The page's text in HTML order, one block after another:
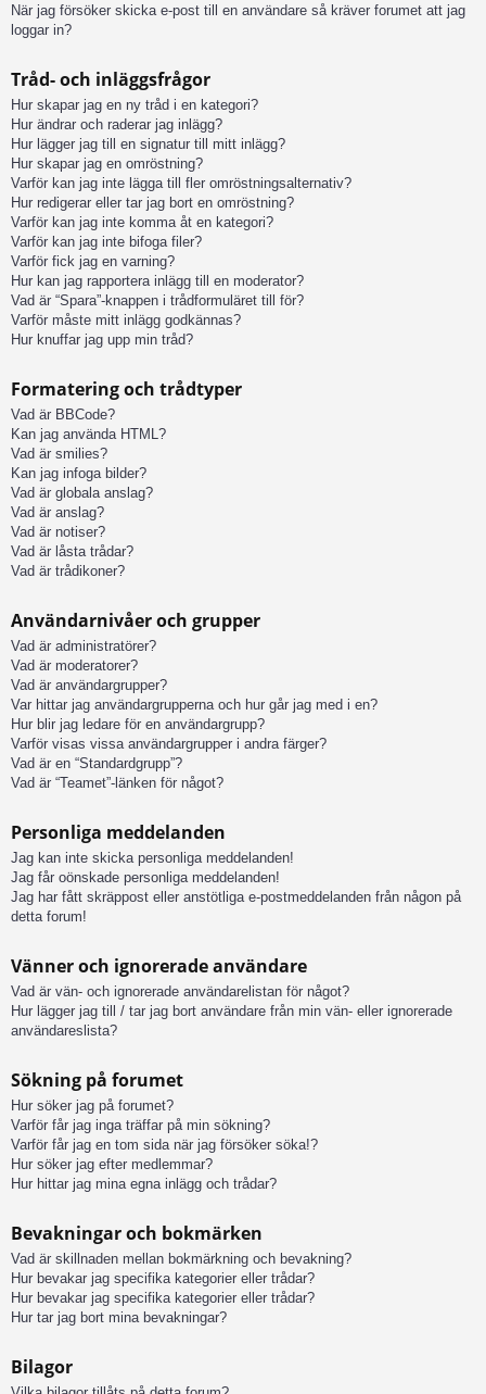
När jag försöker skicka e-post till en användare så kräver forumet att jag
loggar in?
Tråd- och inläggsfrågor
Hur skapar jag en ny tråd i en kategori?
Hur ändrar och raderar jag inlägg?
Hur lägger jag till en signatur till mitt inlägg?
Hur skapar jag en omröstning?
Varför kan jag inte lägga till fler omröstningsalternativ?
Hur redigerar eller tar jag bort en omröstning?
Varför kan jag inte komma åt en kategori?
Varför kan jag inte bifoga filer?
Varför fick jag en varning?
Hur kan jag rapportera inlägg till en moderator?
Vad är “Spara”-knappen i trådformuläret till för?
Varför måste mitt inlägg godkännas?
Hur knuffar jag upp min tråd?
Formatering och trådtyper
Vad är BBCode?
Kan jag använda HTML?
Vad är smilies?
Kan jag infoga bilder?
Vad är globala anslag?
Vad är anslag?
Vad är notiser?
Vad är låsta trådar?
Vad är trådikoner?
Användarnivåer och grupper
Vad är administratörer?
Vad är moderatorer?
Vad är användargrupper?
Var hittar jag användargrupperna och hur går jag med i en?
Hur blir jag ledare för en användargrupp?
Varför visas vissa användargrupper i andra färger?
Vad är en “Standardgrupp”?
Vad är “Teamet”-länken för något?
Personliga meddelanden
Jag kan inte skicka personliga meddelanden!
Jag får oönskade personliga meddelanden!
Jag har fått skräppost eller anstötliga e-postmeddelanden från någon på
detta forum!
Vänner och ignorerade användare
Vad är vän- och ignorerade användarelistan för något?
Hur lägger jag till / tar jag bort användare från min vän- eller ignorerade
användareslista?
Sökning på forumet
Hur söker jag på forumet?
Varför får jag inga träffar på min sökning?
Varför får jag en tom sida när jag försöker söka!?
Hur söker jag efter medlemmar?
Hur hittar jag mina egna inlägg och trådar?
Bevakningar och bokmärken
Vad är skillnaden mellan bokmärkning och bevakning?
Hur bevakar jag specifika kategorier eller trådar?
Hur bevakar jag specifika kategorier eller trådar?
Hur tar jag bort mina bevakningar?
Bilagor